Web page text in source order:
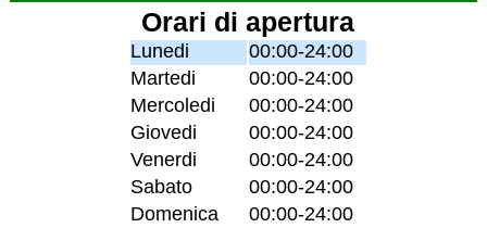
Orari di apertura
Lunedi
00:00-24:00
Martedi
00:00-24:00
Mercoledi
00:00-24:00
Giovedi
00:00-24:00
Venerdi
00:00-24:00
Sabato
00:00-24:00
Domenica
00:00-24:00